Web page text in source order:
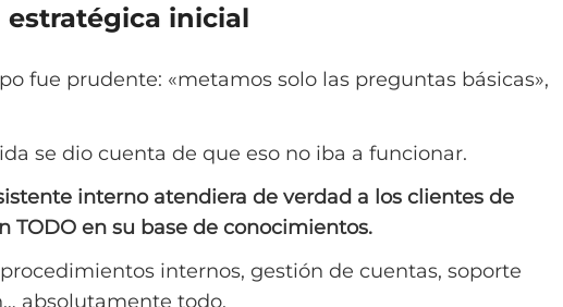
estratégica inicial
fue prudente: «metamos solo las preguntas básicas»,
se dio cuenta de que eso no iba a funcionar.
interno atendiera de verdad a los clientes de
TODO en su base de conocimientos.
procedimientos internos, gestión de cuentas, soporte
absolutamente todo.